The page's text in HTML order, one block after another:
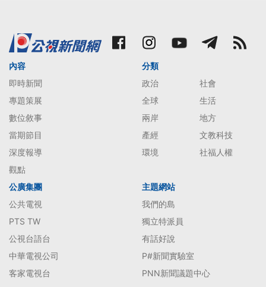
內容
即時新聞
專題策展
數位敘事
當期節目
深度報導
觀點
分類
政治
社會
全球
生活
兩岸
地方
產經
文教科技
環境
社福人權
公廣集團
公共電視
PTS TW
公視台語台
中華電視公司
客家電視台
主題網站
我們的島
獨立特派員
有話好說
P#新聞實驗室
PNN新聞議題中心